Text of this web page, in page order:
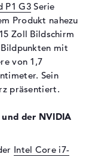
LED-
IPS
Vision
P1 G3Serie
Produkt nahezu
Zoll Bildschirm
mit
von 1,7
Sein
präsentiert.
der NVIDIA
Intel Core i7-